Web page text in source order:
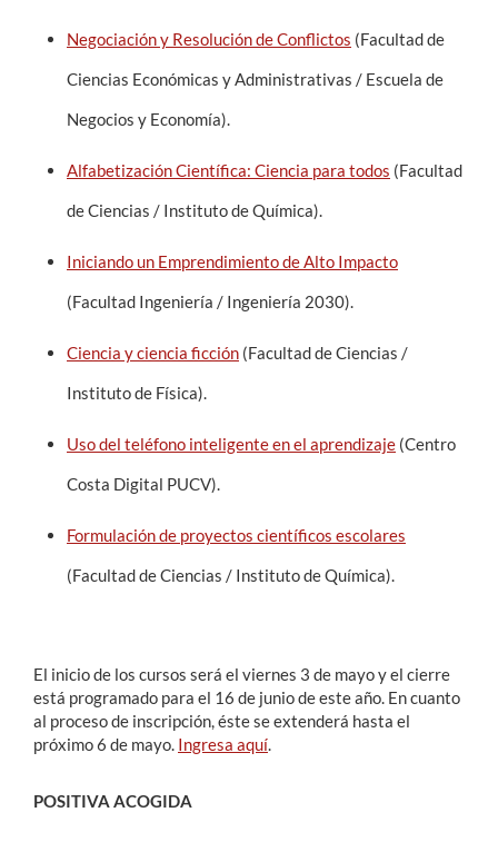
Negociación y Resolución de Conflictos (Facultad de
Ciencias Económicas y Administrativas / Escuela de
Negocios y Economía).
Alfabetización Científica: Ciencia para todos (Facultad
de Ciencias / Instituto de Química).
Iniciando un Emprendimiento de Alto Impacto
(Facultad Ingeniería / Ingeniería 2030).
Ciencia y ciencia ficción (Facultad de Ciencias /
Instituto de Física).
Uso del teléfono inteligente en el aprendizaje (Centro
Costa Digital PUCV).
Formulación de proyectos científicos escolares
(Facultad de Ciencias / Instituto de Química).
El inicio de los cursos será el viernes 3 de mayo y el cierre
está programado para el 16 de junio de este año. En cuanto
al proceso de inscripción, éste se extenderá hasta el
próximo 6 de mayo. Ingresa aquí.
POSITIVA ACOGIDA